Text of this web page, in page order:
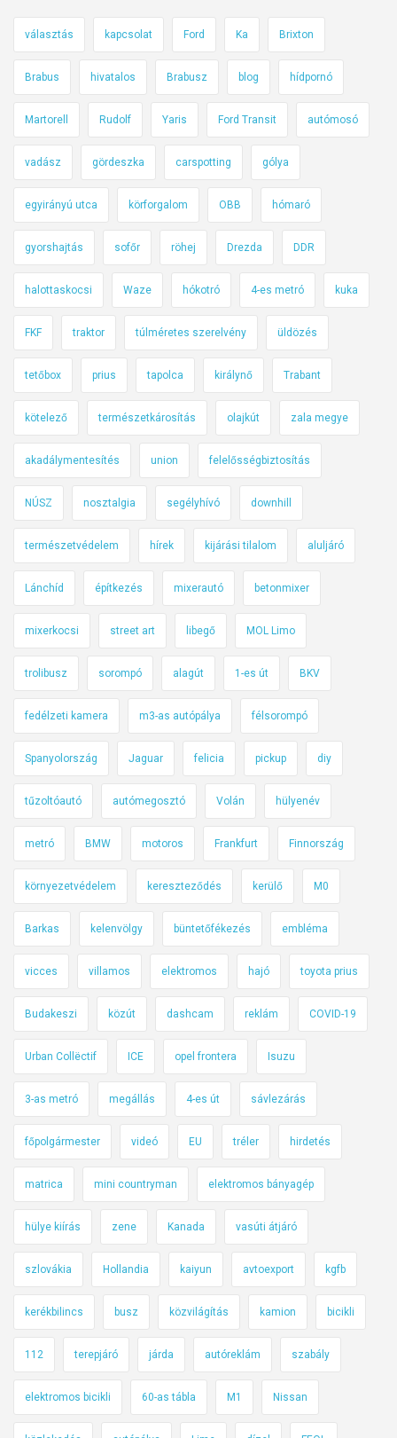
y
e
n
F
e
r
a
r
i
választás kapcsolat Ford Ka Brixton
Brabus hivatalos Brabusz blog hídpornó
Martorell Rudolf Yaris Ford Transit autómosó
vadász gördeszka carspotting gólya
egyirányú utca körforgalom OBB hómaró
gyorshajtás sofőr röhej Drezda DDR
halottaskocsi Waze hókotró 4-es metró kuka
FKF traktor túlméretes szerelvény üldözés
tetőbox prius tapolca királynő Trabant
kötelező természetkárosítás olajkút zala megye
akadálymentesítés union felelősségbiztosítás
NÚSZ nosztalgia segélyhívó downhill
természetvédelem hírek kijárási tilalom aluljáró
Lánchíd építkezés mixerautó betonmixer
mixerkocsi street art libegő MOL Limo
trolibusz sorompó alagút 1-es út BKV
fedélzeti kamera m3-as autópálya félsorompó
Spanyolország Jaguar felicia pickup diy
tűzoltóautó autómegosztó Volán hülyenév
metró BMW motoros Frankfurt Finnország
környezetvédelem kereszteződés kerülő M0
Barkas kelenvölgy büntetőfékezés embléma
vicces villamos elektromos hajó toyota prius
Budakeszi közút dashcam reklám COVID-19
Urban Collëctif ICE opel frontera Isuzu
3-as metró megállás 4-es út sávlezárás
főpolgármester videó EU tréler hirdetés
matrica mini countryman elektromos bányagép
hülye kiírás zene Kanada vasúti átjáró
szlovákia Hollandia kaiyun avtoexport kgfb
kerékbilincs busz közvilágítás kamion bicikli
112 terepjáró járda autóreklám szabály
elektromos bicikli 60-as tábla M1 Nissan